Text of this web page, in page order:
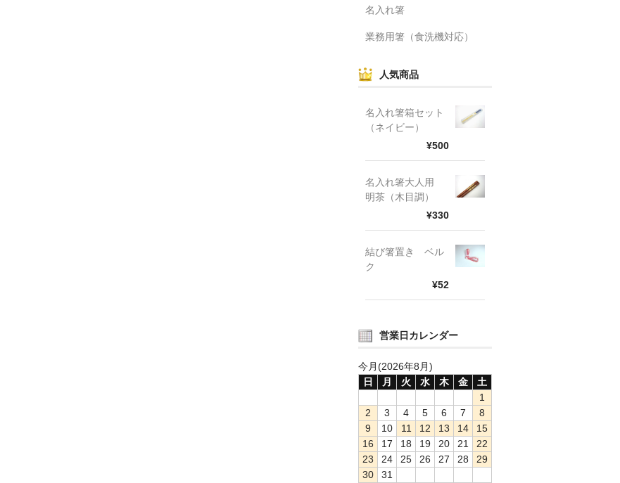
名入れ箸
業務用箸（食洗機対応）
人気商品
名入れ箸箱セット
（ネイビー）
¥500
名入れ箸大人用
明茶（木目調）
¥330
結び箸置き ベル
ク
¥52
営業日カレンダー
今月(2026年8月)
日
月 火 水 木 金
土
1
2
3 4 5 6 7
8
9
10 11 12 13 14
15
16
17 18 19 20 21
22
23
24 25 26 27 28
29
30
31